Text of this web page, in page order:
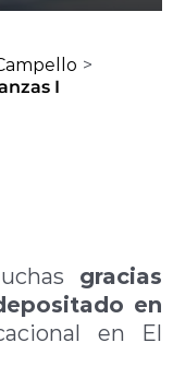
I
gracias
en
en El